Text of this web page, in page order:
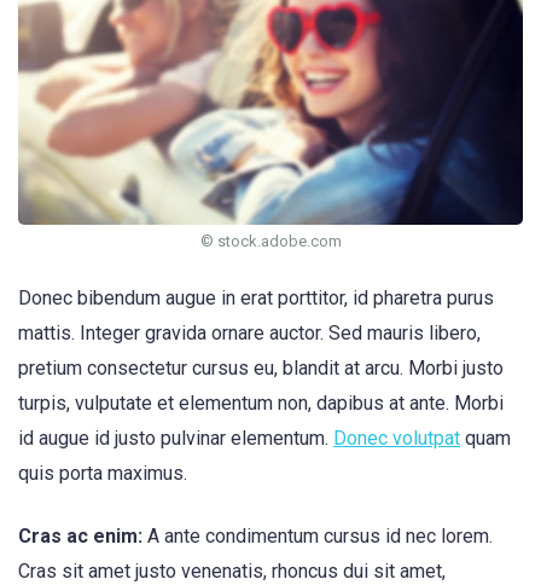
© stock.adobe.com
Donec bibendum augue in erat porttitor, id pharetra purus
mattis. Integer gravida ornare auctor. Sed mauris libero,
pretium consectetur cursus eu, blandit at arcu. Morbi justo
turpis, vulputate et elementum non, dapibus at ante. Morbi
id augue id justo pulvinar elementum. Donec volutpat quam
quis porta maximus.
Cras ac enim: A ante condimentum cursus id nec lorem.
Cras sit amet justo venenatis, rhoncus dui sit amet,